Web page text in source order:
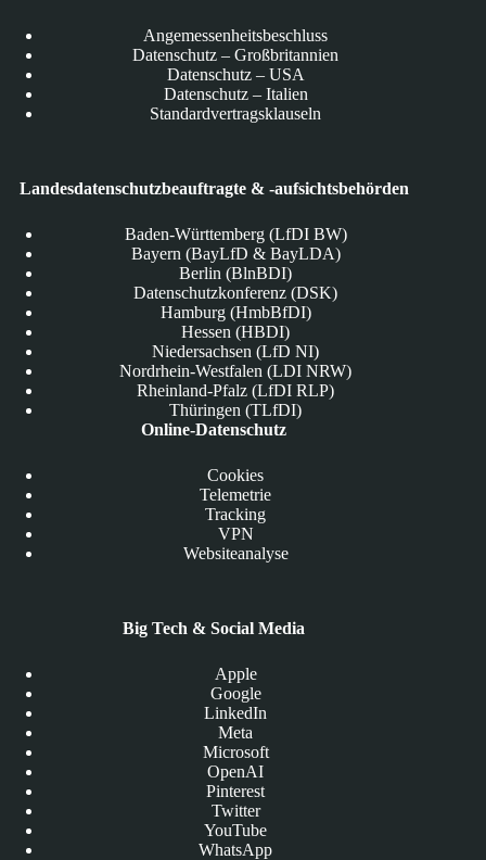
Angemessenheitsbeschluss
Datenschutz – Großbritannien
Datenschutz – USA
Datenschutz – Italien
Standardvertragsklauseln
Landesdatenschutzbeauftragte & -aufsichtsbehörden
Baden-Württemberg (LfDI BW)
Bayern (BayLfD & BayLDA)
Berlin (BlnBDI)
Datenschutzkonferenz (DSK)
Hamburg (HmbBfDI)
Hessen (HBDI)
Niedersachsen (LfD NI)
Nordrhein-Westfalen (LDI NRW)
Rheinland-Pfalz (LfDI RLP)
Thüringen (TLfDI)
Online-Datenschutz
Cookies
Telemetrie
Tracking
VPN
Websiteanalyse
Big Tech & Social Media
Apple
Google
LinkedIn
Meta
Microsoft
OpenAI
Pinterest
Twitter
YouTube
WhatsApp